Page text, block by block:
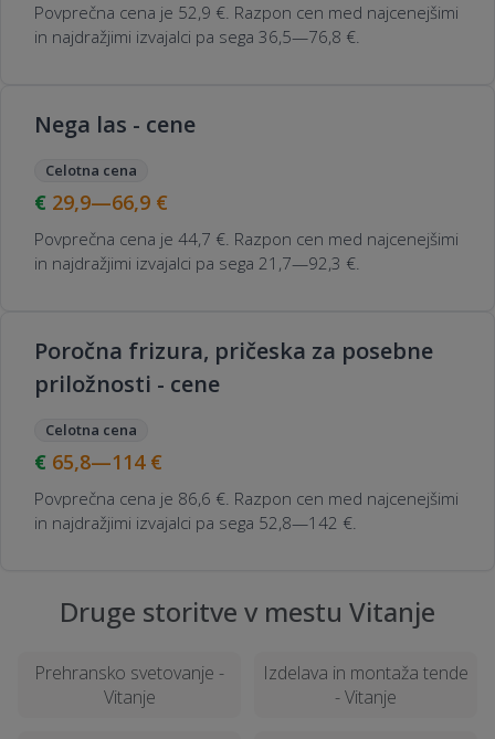
Povprečna cena je 52,9 €. Razpon cen med najcenejšimi
in najdražjimi izvajalci pa sega 36,5—76,8 €.
Nega las - cene
Celotna cena
29,9—66,9 €
Povprečna cena je 44,7 €. Razpon cen med najcenejšimi
in najdražjimi izvajalci pa sega 21,7—92,3 €.
Poročna frizura, pričeska za posebne
priložnosti - cene
Celotna cena
65,8—114 €
Povprečna cena je 86,6 €. Razpon cen med najcenejšimi
in najdražjimi izvajalci pa sega 52,8—142 €.
Druge storitve v mestu Vitanje
Prehransko svetovanje -
Vitanje
Izdelava in montaža tende
- Vitanje